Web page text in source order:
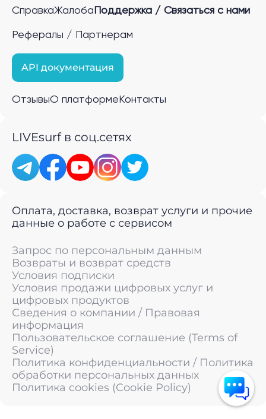
СправкаЖалоба Поддержка / Связаться с нами
Рефералы / Партнерам
API документация
ОтзывыО платформе Контакты
LIVEsurf в соц.сетях
Оплата, доставка, возврат услуги и прочие
данные о работе с сервисом
Запрос по персональным данным
Возвраты и возврат средств
Условия подписки
Условия продажи цифровых услуг и
цифровых продуктов
Сведения о компании / Правовая
информация
Пользовательское соглашение (Terms of
Service)
Политика конфиденциальности / Политика
обработки персональных данных
Политика cookies (Cookie Policy)